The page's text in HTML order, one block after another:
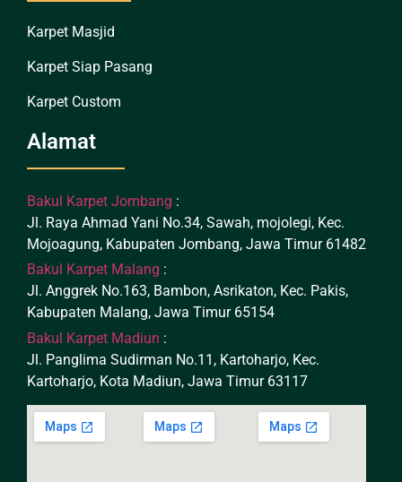
Karpet Masjid
Karpet Siap Pasang
Karpet Custom
Alamat
Bakul Karpet Jombang :
Jl. Raya Ahmad Yani No.34, Sawah, mojolegi, Kec.
Mojoagung, Kabupaten Jombang, Jawa Timur 61482
Bakul Karpet Malang :
Jl. Anggrek No.163, Bambon, Asrikaton, Kec. Pakis,
Kabupaten Malang, Jawa Timur 65154
Bakul Karpet Madiun :
Jl. Panglima Sudirman No.11, Kartoharjo, Kec.
Kartoharjo, Kota Madiun, Jawa Timur 63117